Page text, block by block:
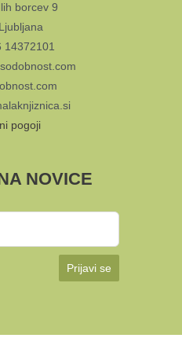
borcev 9
14372101
pogoji
NOVICE
Prijavi se